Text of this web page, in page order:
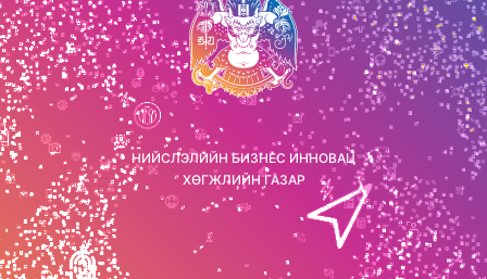
НИЙСЛЭЛИЙН БИЗНЕС ИННОВАЦ
ХӨГЖЛИЙН ГАЗАР